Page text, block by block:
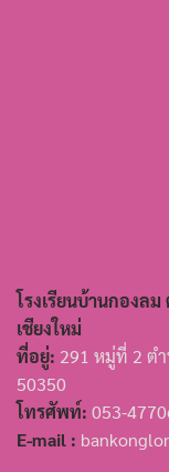
โรงเรียนบ้านกองลม
เชียงใหม่
ที่อยู่: 291 หมู่ที่ 2 ตำ
50350
โทรศัพท์: 053-
E-mail :